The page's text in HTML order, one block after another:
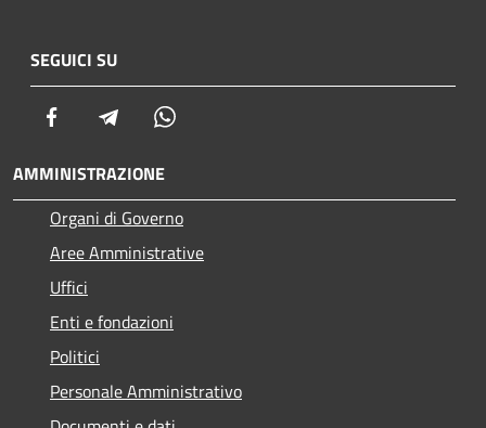
SEGUICI SU
Facebook Telegram
AMMINISTRAZIONE
Organi di Governo
Aree Amministrative
Uffici
Enti e fondazioni
Politici
Personale Amministrativo